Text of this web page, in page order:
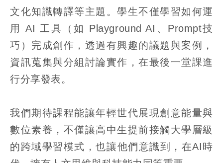
文化知識轉譯等主題。學生不僅學習如何運
用 AI 工具（如 Playground AI、Prompt技
巧）完成創作，透過有興趣的議題與案例，
資訊蒐集與分組討論實作，在最後一堂課進
行分享發表。
我們期待課程能讓年輕世代展現創意能量與
數位素養，不僅讓高中生提前接觸大學層級
的跨域學習模式，也讓他們意識到，在AI時